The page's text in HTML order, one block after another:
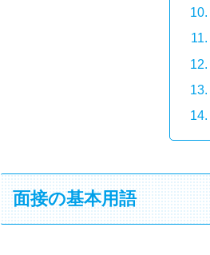
面接の基本用語